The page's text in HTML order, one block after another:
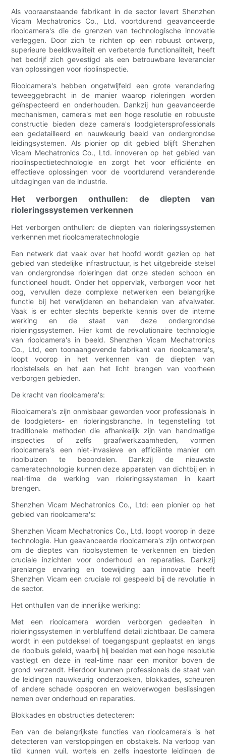
Als vooraanstaande fabrikant in de sector levert Shenzhen
Vicam Mechatronics Co., Ltd. voortdurend geavanceerde
rioolcamera's die de grenzen van technologische innovatie
verleggen. Door zich te richten op een robuust ontwerp,
superieure beeldkwaliteit en verbeterde functionaliteit, heeft
het bedrijf zich gevestigd als een betrouwbare leverancier
van oplossingen voor rioolinspectie.
Rioolcamera's hebben ongetwijfeld een grote verandering
teweeggebracht in de manier waarop rioleringen worden
geïnspecteerd en onderhouden. Dankzij hun geavanceerde
mechanismen, camera's met een hoge resolutie en robuuste
constructie bieden deze camera's loodgietersprofessionals
een gedetailleerd en nauwkeurig beeld van ondergrondse
leidingsystemen. Als pionier op dit gebied blijft Shenzhen
Vicam Mechatronics Co., Ltd. innoveren op het gebied van
rioolinspectietechnologie en zorgt het voor efficiënte en
effectieve oplossingen voor de voortdurend veranderende
uitdagingen van de industrie.
Het verborgen onthullen: de diepten van
rioleringssystemen verkennen
Het verborgen onthullen: de diepten van rioleringssystemen
verkennen met rioolcameratechnologie
Een netwerk dat vaak over het hoofd wordt gezien op het
gebied van stedelijke infrastructuur, is het uitgebreide stelsel
van ondergrondse rioleringen dat onze steden schoon en
functioneel houdt. Onder het oppervlak, verborgen voor het
oog, vervullen deze complexe netwerken een belangrijke
functie bij het verwijderen en behandelen van afvalwater.
Vaak is er echter slechts beperkte kennis over de interne
werking en de staat van deze ondergrondse
rioleringssystemen. Hier komt de revolutionaire technologie
van rioolcamera's in beeld. Shenzhen Vicam Mechatronics
Co., Ltd, een toonaangevende fabrikant van rioolcamera's,
loopt voorop in het verkennen van de diepten van
rioolstelsels en het aan het licht brengen van voorheen
verborgen gebieden.
De kracht van rioolcamera's:
Rioolcamera's zijn onmisbaar geworden voor professionals in
de loodgieters- en rioleringsbranche. In tegenstelling tot
traditionele methoden die afhankelijk zijn van handmatige
inspecties of zelfs graafwerkzaamheden, vormen
rioolcamera's een niet-invasieve en efficiënte manier om
rioolbuizen te beoordelen. Dankzij de nieuwste
cameratechnologie kunnen deze apparaten van dichtbij en in
real-time de werking van rioleringssystemen in kaart
brengen.
Shenzhen Vicam Mechatronics Co., Ltd: een pionier op het
gebied van rioolcamera's:
Shenzhen Vicam Mechatronics Co., Ltd. loopt voorop in deze
technologie. Hun geavanceerde rioolcamera's zijn ontworpen
om de dieptes van rioolsystemen te verkennen en bieden
cruciale inzichten voor onderhoud en reparaties. Dankzij
jarenlange ervaring en toewijding aan innovatie heeft
Shenzhen Vicam een cruciale rol gespeeld bij de revolutie in
de sector.
Het onthullen van de innerlijke werking:
Met een rioolcamera worden verborgen gedeelten in
rioleringssystemen in verbluffend detail zichtbaar. De camera
wordt in een putdeksel of toegangspunt geplaatst en langs
de rioolbuis geleid, waarbij hij beelden met een hoge resolutie
vastlegt en deze in real-time naar een monitor boven de
grond verzendt. Hierdoor kunnen professionals de staat van
de leidingen nauwkeurig onderzoeken, blokkades, scheuren
of andere schade opsporen en weloverwogen beslissingen
nemen over onderhoud en reparaties.
Blokkades en obstructies detecteren:
Een van de belangrijkste functies van rioolcamera's is het
detecteren van verstoppingen en obstakels. Na verloop van
tijd kunnen vuil, wortels en zelfs ingestorte leidingen de